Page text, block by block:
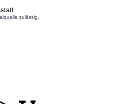
zulässig.